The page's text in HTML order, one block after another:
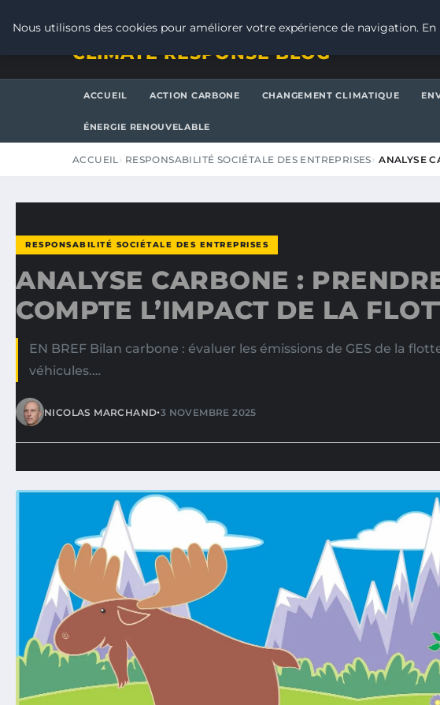
CLIMATE RESPONSE BLOG
ACCUEIL ACTION CARBONE CHANGEMENT CLIMATIQUE
ÉNERGIE RENOUVELABLE
ACCUEIL RESPONSABILITÉ SOCIÉTALE DES ENTREPRISES ANALYSE
RESPONSABILITÉ SOCIÉTALE DES ENTREPRISES
ANALYSE CARBONE :
COMPTE L’IMPACT DE LA
EN BREF Bilan carbone : évaluer les émissions de GES de la
véhicules.…
NICOLAS MARCHAND•3 NOVEMBRE 2025
Nous utilisons des cookies pour améliorer votre expérience de navigation.